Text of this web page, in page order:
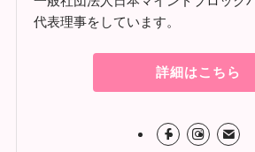
代表理事をしています。
詳細はこちら